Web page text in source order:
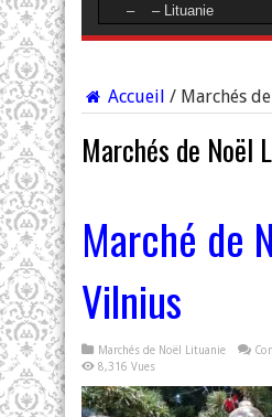
Accueil / Marchés
Marchés de Noël
Marché de
Vilnius
Marchés de Noël Lituanie
8,316 Vues